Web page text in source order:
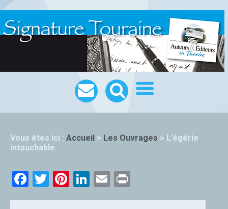
Vous êtes ici : Accueil > Les Ouvrages > L’égérie
intouchable
Facebook
TwitterPinterest
LinkedIn
Email